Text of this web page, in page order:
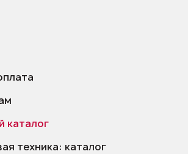
каталог
техника: каталог